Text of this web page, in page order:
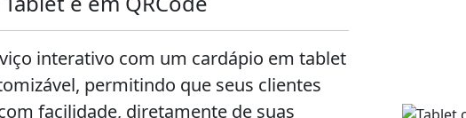
interativo com um cardápio em tablet
permitindo que seus clientes
facilidade, diretamente de suas